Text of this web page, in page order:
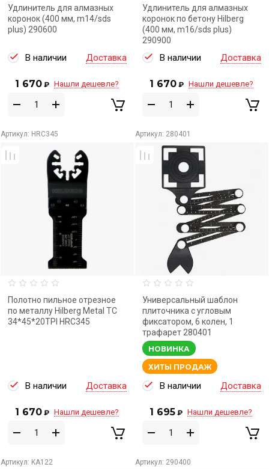
Удлинитель для алмазных
коронок (400 мм, m14/sds
plus) 290600
В наличии Доставка
1 670 ₽ Нашли дешевле?
Удлинитель для алмазных
коронок по бетону Hilberg
(400 мм, m16/sds plus)
290900
В наличии Доставка
1 670 ₽ Нашли дешевле?
Артикул: HRC345
Полотно пильное отрезное
по металлу Hilberg Metal TC
34*45*20TPI HRC345
В наличии Доставка
1 670 ₽ Нашли дешевле?
Артикул: 280401
Универсальный шаблон
плиточника с угловым
фиксатором, 6 колен, 1
трафарет 280401
НОВИНКА
ХИТЫ ПРОДАЖ
В наличии Доставка
1 695 ₽ Нашли дешевле?
Артикул: KA122 Артикул: 290400